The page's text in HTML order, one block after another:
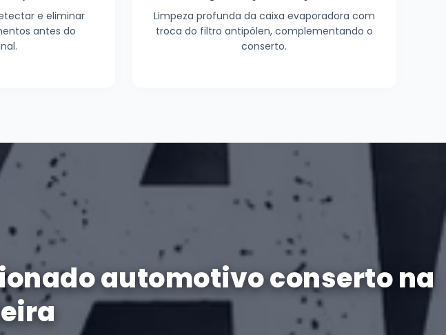
e eliminar
antes do
Limpeza profunda da caixa evaporadora com
troca do filtro antipólen, complementando o
conserto.
automotivo conserto na